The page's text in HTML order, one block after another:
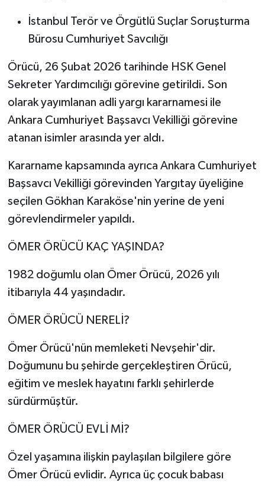
İstanbul Terör ve Örgütlü Suçlar Soruşturma
Bürosu Cumhuriyet Savcılığı
Örücü, 26 Şubat 2026 tarihinde HSK Genel
Sekreter Yardımcılığı görevine getirildi. Son
olarak yayımlanan adli yargı kararnamesi ile
Ankara Cumhuriyet Başsavcı Vekilliği görevine
atanan isimler arasında yer aldı.
Kararname kapsamında ayrıca Ankara Cumhuriyet
Başsavcı Vekilliği görevinden Yargıtay üyeliğine
seçilen Gökhan Karaköse'nin yerine de yeni
görevlendirmeler yapıldı.
ÖMER ÖRÜCÜ KAÇ YAŞINDA?
1982 doğumlu olan Ömer Örücü, 2026 yılı
itibarıyla 44 yaşındadır.
ÖMER ÖRÜCÜ NERELİ?
Ömer Örücü'nün memleketi Nevşehir'dir.
Doğumunu bu şehirde gerçekleştiren Örücü,
eğitim ve meslek hayatını farklı şehirlerde
sürdürmüştür.
ÖMER ÖRÜCÜ EVLİ Mİ?
Özel yaşamına ilişkin paylaşılan bilgilere göre
Ömer Örücü evlidir. Ayrıca üç çocuk babası